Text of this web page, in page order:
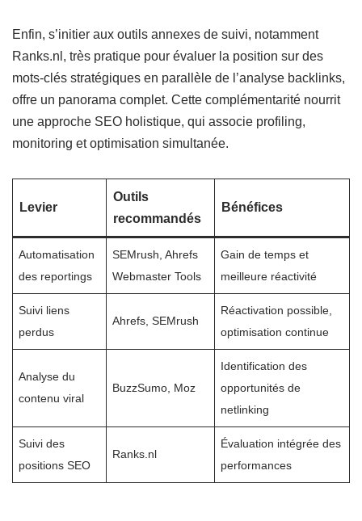
Enfin, s’initier aux outils annexes de suivi, notamment
Ranks.nl, très pratique pour évaluer la position sur des
mots-clés stratégiques en parallèle de l’analyse backlinks,
offre un panorama complet. Cette complémentarité nourrit
une approche SEO holistique, qui associe profiling,
monitoring et optimisation simultanée.
Levier
Outils
recommandés
Bénéfices
Automatisation
des reportings
SEMrush, Ahrefs
Webmaster Tools
Gain de temps et
meilleure réactivité
Suivi liens
perdus
Ahrefs, SEMrush
Réactivation possible,
optimisation continue
Analyse du
contenu viral
BuzzSumo, Moz
Identification des
opportunités de
netlinking
Suivi des
positions SEO
Ranks.nl
Évaluation intégrée des
performances